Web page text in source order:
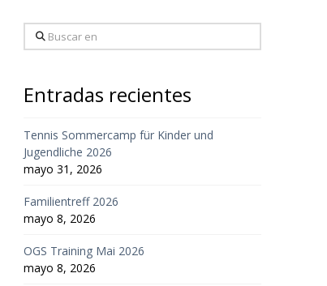
Buscar
en
Entradas recientes
Tennis Sommercamp für Kinder und
Jugendliche 2026
mayo 31, 2026
Familientreff 2026
mayo 8, 2026
OGS Training Mai 2026
mayo 8, 2026